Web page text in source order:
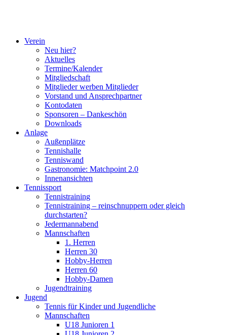
Verein
Neu hier?
Aktuelles
Termine/Kalender
Mitgliedschaft
Mitglieder werben Mitglieder
Vorstand und Ansprechpartner
Kontodaten
Sponsoren – Dankeschön
Downloads
Anlage
Außenplätze
Tennishalle
Tenniswand
Gastronomie: Matchpoint 2.0
Innenansichten
Tennissport
Tennistraining
Tennistraining – reinschnuppern oder gleich
durchstarten?
Jedermannabend
Mannschaften
1. Herren
Herren 30
Hobby-Herren
Herren 60
Hobby-Damen
Jugendtraining
Jugend
Tennis für Kinder und Jugendliche
Mannschaften
U18 Junioren 1